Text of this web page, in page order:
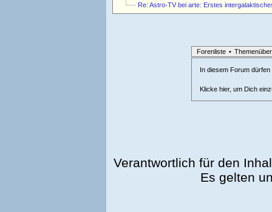
Re: Astro-TV bei arte: Erstes
Forenliste •
In diesem Forum
Klicke hier, um Dich
Verantwortlich für den
Es gelten